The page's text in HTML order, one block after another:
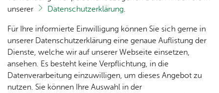
Ak­tu­
1250
Jahre
Ai­lin­
gen
Zah­
len,
Daten
& Fak­
ten
Orts­
vor­
& Ort­
schaft
s­rat
Ak­ti­on
mein­
sinn
Ai­lin­
gen
Bil­der
Orts­
plan
Pro­spek­te be­stel­len
Mit unseren Broschüren können Sie sich ganz
bequem zu Hause informieren und Anregungen
für Ihren Urlaub sammeln.
unserer
Datenschutzerklärung.
Für Ihre informierte Einwilligung können Sie sich gerne in
unserer Datenschutzerklärung eine genaue Auflistung der
Dienste, welche wir auf unserer Webseite einsetzen,
ansehen. Es besteht keine Verpflichtung, in die
Datenverarbeitung einzuwilligen, um dieses Angebot zu
nutzen. Sie können Ihre Auswahl in der